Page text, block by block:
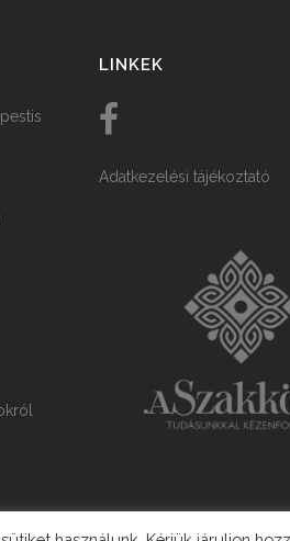
LINKEK
Adatkezelési tájékoztató